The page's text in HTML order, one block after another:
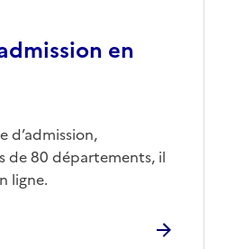
en
d’admission,
de 80 départements, il
ligne.